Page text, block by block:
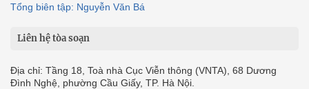
Tổng biên tập: Nguyễn Văn Bá
Liên hệ tòa soạn
Địa chỉ: Tầng 18, Toà nhà Cục Viễn thông (VNTA), 68 Dương
Đình Nghệ, phường Cầu Giấy, TP. Hà Nội.